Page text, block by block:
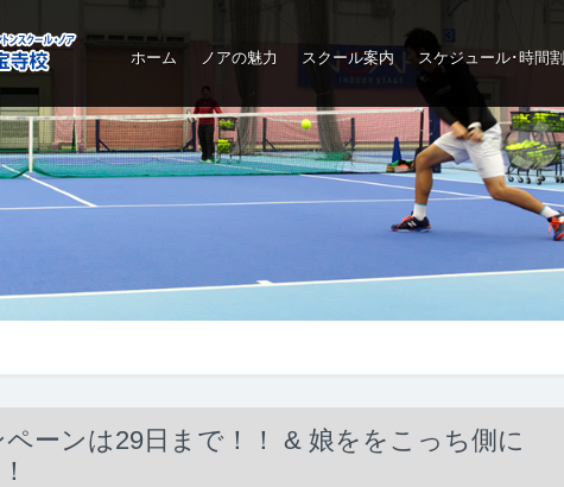
コンをタップ
ホーム ノアの魅力 スクール案内 スケジュール･時間割
ーンは29日まで！！ & 娘ををこっち側に